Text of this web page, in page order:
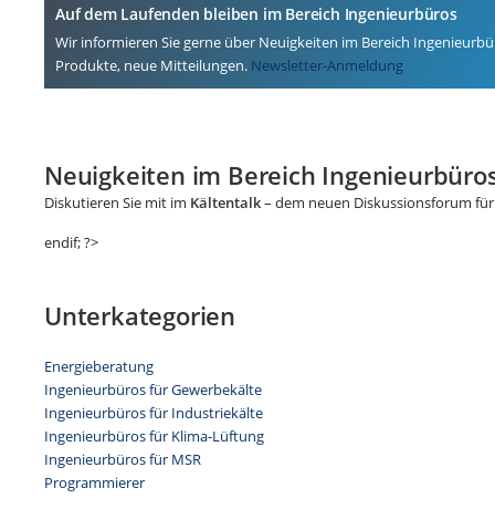
Auf dem Laufenden bleiben im Bereich Ingenieurbüros
Wir informieren Sie gerne über Neuigkeiten im Bereich
Produkte, neue Mitteilungen. Newsletter-Anmeldung
Neuigkeiten im Bereich
Diskutieren Sie mit im Kältentalk– dem neuen Diskussionsforum
endif; ?>
Unterkategorien
Energieberatung
Ingenieurbüros für Gewerbekälte
Ingenieurbüros für Industriekälte
Ingenieurbüros für Klima-Lüftung
Ingenieurbüros für MSR
Programmierer